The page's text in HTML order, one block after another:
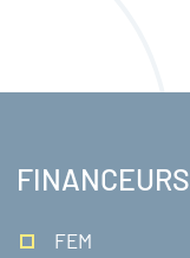
FINANCEURS
FEM